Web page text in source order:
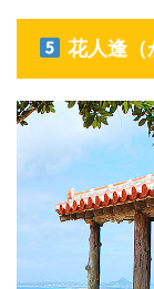
花人逢（